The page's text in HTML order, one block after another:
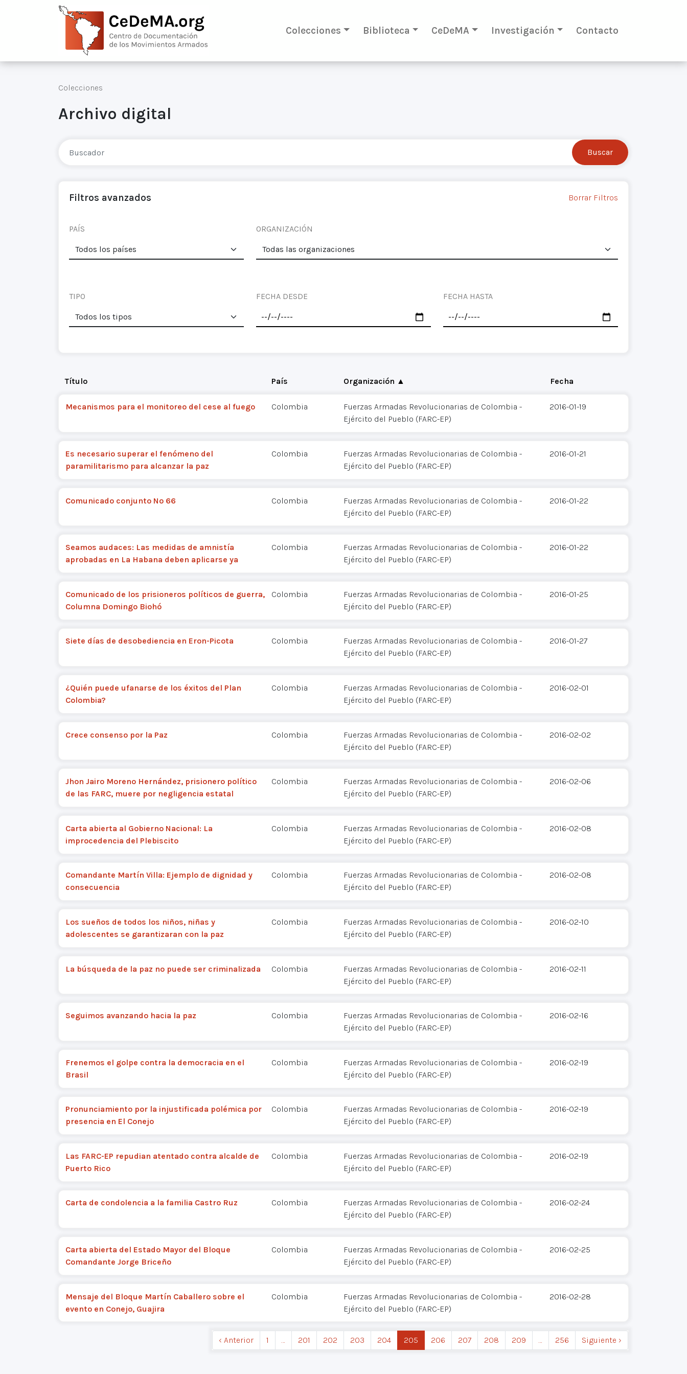
Colecciones Biblioteca CeDeMA Investigación Contacto
Colecciones
Archivo digital
Filtros avanzados Borrar Filtros
PAÍS ORGANIZACIÓN
TIPO FECHA DESDE FECHA HASTA
Título País Organización ▲ Fecha
Mecanismos para el monitoreo del cese al fuego Colombia
Fuerzas Armadas Revolucionarias de Colombia -
Ejército del Pueblo (FARC-EP)
2016-01-19
Es necesario superar el fenómeno del
paramilitarismo para alcanzar la paz
Colombia
Fuerzas Armadas Revolucionarias de Colombia -
Ejército del Pueblo (FARC-EP)
2016-01-21
Comunicado conjunto Nº 66 Colombia
Fuerzas Armadas Revolucionarias de Colombia -
Ejército del Pueblo (FARC-EP)
2016-01-22
Seamos audaces: Las medidas de amnistía
aprobadas en La Habana deben aplicarse ya
Colombia
Fuerzas Armadas Revolucionarias de Colombia -
Ejército del Pueblo (FARC-EP)
2016-01-22
Comunicado de los prisioneros políticos de guerra,
Columna Domingo Biohó
Colombia
Fuerzas Armadas Revolucionarias de Colombia -
Ejército del Pueblo (FARC-EP)
2016-01-25
Siete días de desobediencia en Eron-Picota Colombia
Fuerzas Armadas Revolucionarias de Colombia -
Ejército del Pueblo (FARC-EP)
2016-01-27
¿Quién puede ufanarse de los éxitos del Plan
Colombia?
Colombia
Fuerzas Armadas Revolucionarias de Colombia -
Ejército del Pueblo (FARC-EP)
2016-02-01
Crece consenso por la Paz Colombia
Fuerzas Armadas Revolucionarias de Colombia -
Ejército del Pueblo (FARC-EP)
2016-02-02
Jhon Jairo Moreno Hernández, prisionero político
de las FARC, muere por negligencia estatal
Colombia
Fuerzas Armadas Revolucionarias de Colombia -
Ejército del Pueblo (FARC-EP)
2016-02-06
Carta abierta al Gobierno Nacional: La
improcedencia del Plebiscito
Colombia
Fuerzas Armadas Revolucionarias de Colombia -
Ejército del Pueblo (FARC-EP)
2016-02-08
Comandante Martín Villa: Ejemplo de dignidad y
consecuencia
Colombia
Fuerzas Armadas Revolucionarias de Colombia -
Ejército del Pueblo (FARC-EP)
2016-02-08
Los sueños de todos los niños, niñas y
adolescentes se garantizaran con la paz
Colombia
Fuerzas Armadas Revolucionarias de Colombia -
Ejército del Pueblo (FARC-EP)
2016-02-10
La búsqueda de la paz no puede ser criminalizada Colombia
Fuerzas Armadas Revolucionarias de Colombia -
Ejército del Pueblo (FARC-EP)
2016-02-11
Seguimos avanzando hacia la paz Colombia
Fuerzas Armadas Revolucionarias de Colombia -
Ejército del Pueblo (FARC-EP)
2016-02-16
Frenemos el golpe contra la democracia en el
Brasil
Colombia
Fuerzas Armadas Revolucionarias de Colombia -
Ejército del Pueblo (FARC-EP)
2016-02-19
Pronunciamiento por la injustificada polémica por
presencia en El Conejo
Colombia
Fuerzas Armadas Revolucionarias de Colombia -
Ejército del Pueblo (FARC-EP)
2016-02-19
Las FARC-EP repudian atentado contra alcalde de
Puerto Rico
Colombia
Fuerzas Armadas Revolucionarias de Colombia -
Ejército del Pueblo (FARC-EP)
2016-02-19
Carta de condolencia a la familia Castro Ruz Colombia
Fuerzas Armadas Revolucionarias de Colombia -
Ejército del Pueblo (FARC-EP)
2016-02-24
Carta abierta del Estado Mayor del Bloque
Comandante Jorge Briceño
Colombia
Fuerzas Armadas Revolucionarias de Colombia -
Ejército del Pueblo (FARC-EP)
2016-02-25
Mensaje del Bloque Martín Caballero sobre el
evento en Conejo, Guajira
Colombia
Fuerzas Armadas Revolucionarias de Colombia -
Ejército del Pueblo (FARC-EP)
2016-02-28
‹ Anterior 1 … 201 202 203 204 205 206 207 208 209 … 256 Siguiente ›